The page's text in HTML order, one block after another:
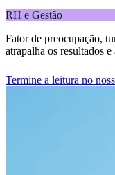
RH e Gestão
Fator de preocupação,
atrapalha os resultados e
Termine a leitura no